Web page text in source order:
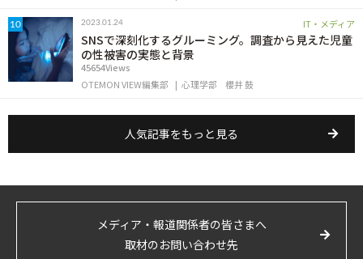
10 2023.01.24 IT・メディア
SNSで深刻化するグルーミング。調査から見えた児童
の性被害の実態と背景
45654Views
OTEMON VIEW編集部
心理学部 櫻井 鼓
人気記事をもっと見る
メディア・報道関係者の皆さまへ
取材のお問い合わせ先